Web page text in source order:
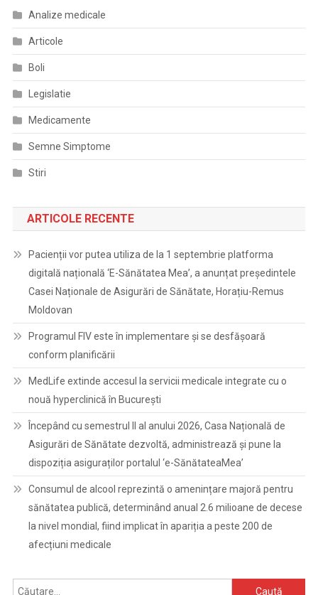
Analize medicale
Articole
Boli
Legislatie
Medicamente
Semne Simptome
Stiri
ARTICOLE RECENTE
Pacienții vor putea utiliza de la 1 septembrie platforma
digitală națională ‘E-Sănătatea Mea’, a anunțat președintele
Casei Naționale de Asigurări de Sănătate, Horațiu-Remus
Moldovan
Programul FIV este în implementare și se desfășoară
conform planificării
MedLife extinde accesul la servicii medicale integrate cu o
nouă hyperclinică în București
Începând cu semestrul II al anului 2026, Casa Națională de
Asigurări de Sănătate dezvoltă, administrează și pune la
dispoziția asiguraților portalul ‘e-SănătateaMea’
Consumul de alcool reprezintă o amenințare majoră pentru
sănătatea publică, determinând anual 2.6 milioane de decese
la nivel mondial, fiind implicat în apariția a peste 200 de
afecțiuni medicale
Caută